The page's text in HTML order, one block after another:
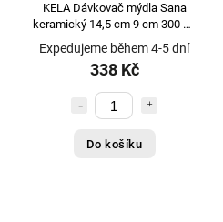
KELA Dávkovač mýdla Sana
keramický 14,5 cm 9 cm 300 ml
tmavě modrá KL-24526
Expedujeme během 4-5 dní
338 Kč
Do košíku